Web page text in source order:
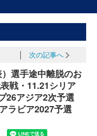
次の記事へ
選手途中離脱のお
戦・11.21シリア
26アジア2次予選
ラビア2027予選